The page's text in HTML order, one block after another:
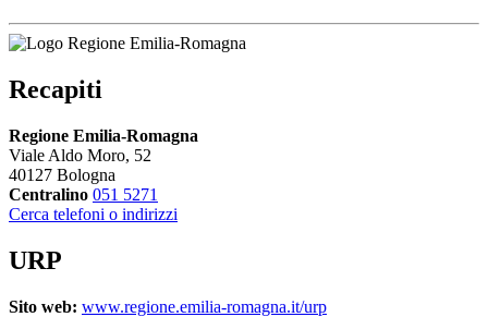
Recapiti
Regione Emilia-Romagna
Viale Aldo Moro, 52
40127 Bologna
Centralino 051 5271
Cerca telefoni o indirizzi
URP
Sito web: www.regione.emilia-romagna.it/urp